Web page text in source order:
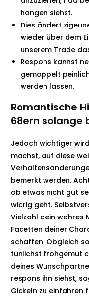
hängen siehst.
Dies ändert
wieder über dem
unserem Trade
Respons kannst
gemoppelt
werden lassen.
Romantische
68ern solange
Jedoch wichtiger
machst, auf diese
bemerkt werden.
ob etwas nicht gut
widrig geht.
Vielzahl dein wahres
Facetten deiner
schaffen. Obgleich
tunlichst frohgemut
deines
respons ihn siehst,
Gickeln zu einfahren